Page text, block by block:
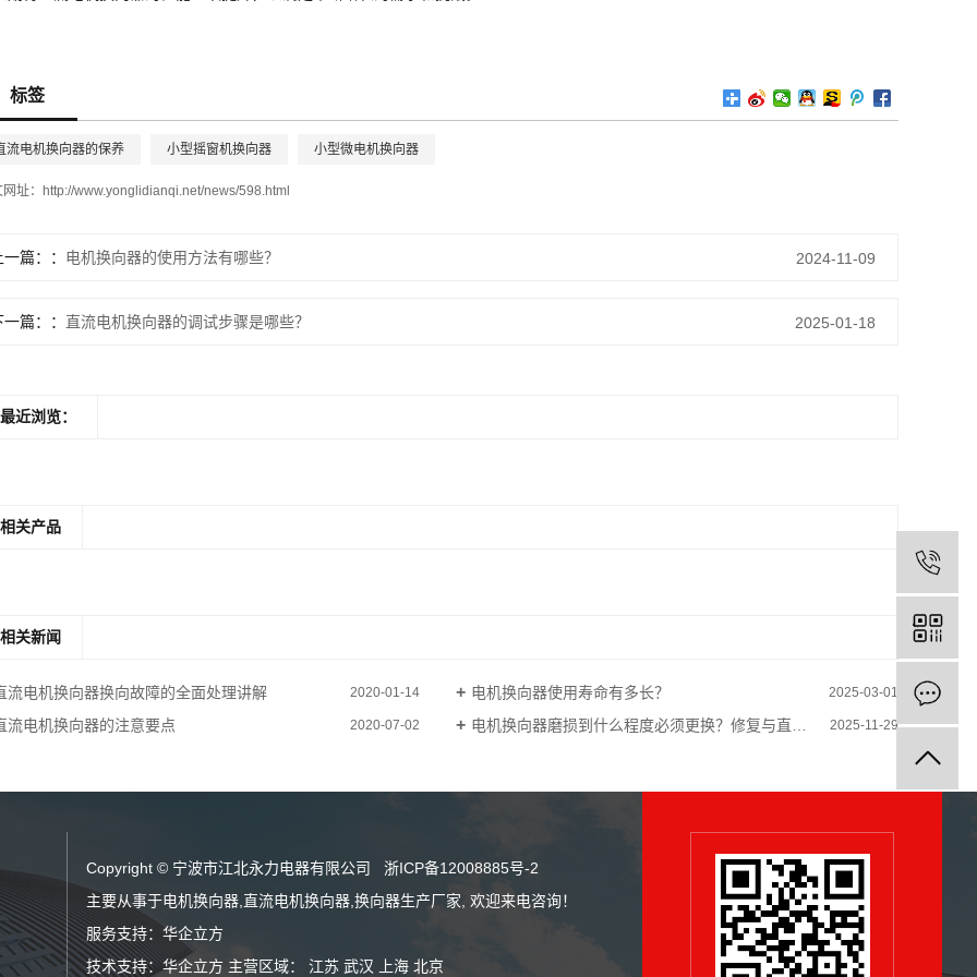
标签
流电机换向器的保养 小型摇窗机换向器 小型微电机换向器
址： http://www.yonglidianqi.net/news/598.html
篇： 电机换向器的使用方法有哪些？ 2024-11-09
篇： 直流电机换向器的调试步骤是哪些？ 2025-01-18
最近浏览：
相关产品
相关新闻
流电机换向器换向故障的全面处理讲解 2020-01-14 电机换向器使用寿命有多长？ 2025-03-01
流电机换向器的注意要点 2020-07-02 电机换向器磨损到什么程度必须更换？修复与直接更换如何选择？ 2025-11-29
Copyright © 宁波市江北永力电器有限公司 浙ICP备12008885号-2
主要从事于电机换向器 直流电机换向器 换向器生产厂家 , 欢迎来电咨询！
服务支持： 华企立方
技术支持：华企立方 主营区域： 江苏 武汉 上海 北京